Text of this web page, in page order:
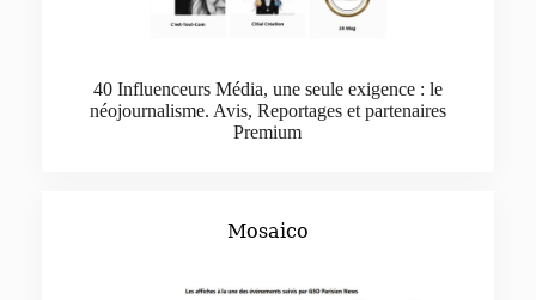
40 Influenceurs Média, une seule exigence : le
néojournalisme. Avis, Reportages et partenaires
Premium
Mosaico